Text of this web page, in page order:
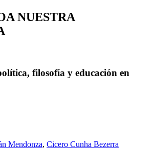
NUESTRA
filosofía y educación en
Mendonza, Cicero Cunha Bezerra